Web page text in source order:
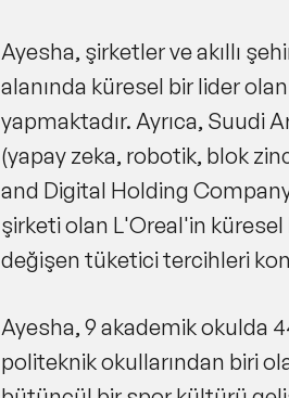
Ayesha, şirketler ve akıllı
alanında küresel bir lider
yapmaktadır. Ayrıca, Suudi
(yapay zeka, robotik, blok
and Digital Holding
şirketi olan L'Oreal'in küresel
değişen tüketici tercihleri
Ayesha, 9 akademik okulda
politeknik okullarından biri